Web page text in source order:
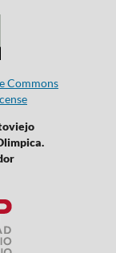
Commons